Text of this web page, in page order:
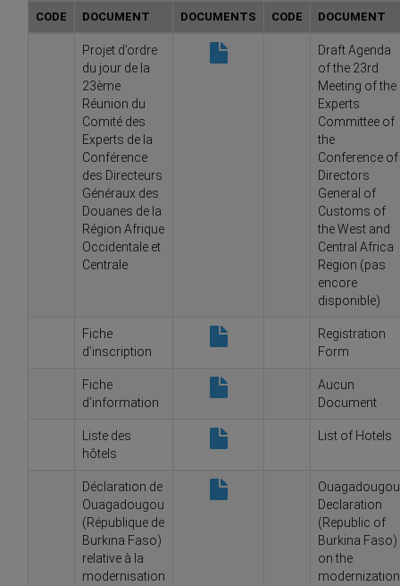
CODE DOCUMENT DOCUMENTS CODE DOCUMENT
Projet d’ordre
du jour de la
23ème
Réunion du
Comité des
Experts de la
Conférence
des Directeurs
Généraux des
Douanes de la
Région Afrique
Occidentale et
Centrale
Draft Agenda
of the 23rd
Meeting of the
Experts
Committee of
the
Conference of
Directors
General of
Customs of
the West and
Central Africa
Region (pas
encore
disponible)
Fiche
d’inscription
Registration
Form
Fiche
d’information
Aucun
Document
Liste des
hôtels
List of Hotels
Déclaration de
Ouagadougou
(République de
Burkina Faso)
relative à la
modernisation
Ouagadougou
Declaration
(Republic of
Burkina Faso)
on the
modernization